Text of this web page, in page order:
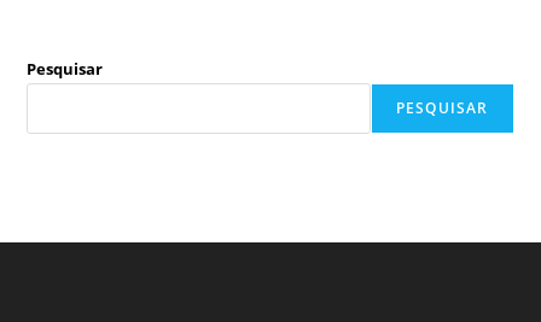
Pesquisar
PESQUISAR